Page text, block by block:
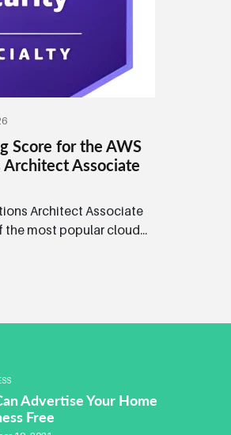
Score for the AWS
Associate
Architect Associate
the most popular cloud...
Advertise Your Home
Free